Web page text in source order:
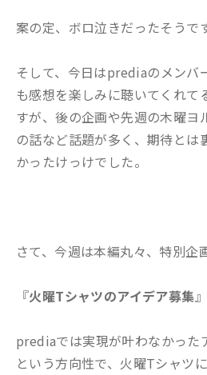
案の定、ボロ泣きだったそうです
そして、今日はprediaのメンバ
も感想を楽しみに聴いてくれて
すが、後の企画や先週の木曜ヨ
の話など話題が多く、期待とは
かったけっけでした。
さて、今週は本編丸々、特別企
『火曜Tシャツのアイデア募集
prediaでは実現が叶わなかった
という方向性で、火曜Tシャツ